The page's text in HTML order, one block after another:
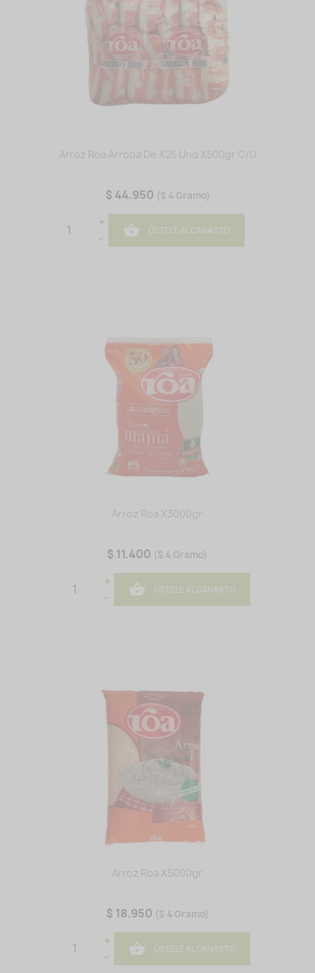
Arroz Roa Arroba De X25 Und X500gr C/u
$ 44.950 ($ 4 Gramo)
+
-
 ÚSTELE AL CANASTO
Arroz Roa X3000gr
$ 11.400 ($ 4 Gramo)
+
-
 ÚSTELE AL CANASTO
Arroz Roa X5000gr
$ 18.950 ($ 4 Gramo)
+
-
 ÚSTELE AL CANASTO